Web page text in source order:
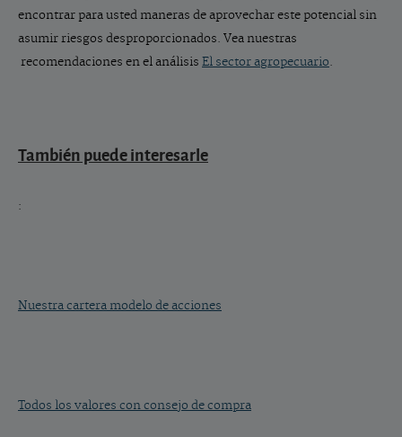
encontrar para usted maneras de aprovechar este potencial sin
asumir riesgos desproporcionados. Vea nuestras
recomendaciones en el análisis El sector agropecuario.
También puede interesarle
:
Nuestra cartera modelo de acciones
Todos los valores con consejo de compra